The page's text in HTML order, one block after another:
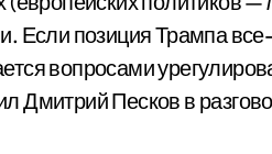
Если позиция Трампа
вопросами
Дмитрий Песков в